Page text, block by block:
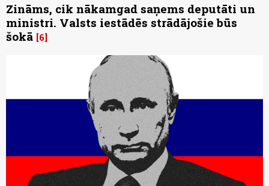
Zināms, cik nākamgad saņems deputāti un
ministri. Valsts iestādēs strādājošie būs
šokā 6